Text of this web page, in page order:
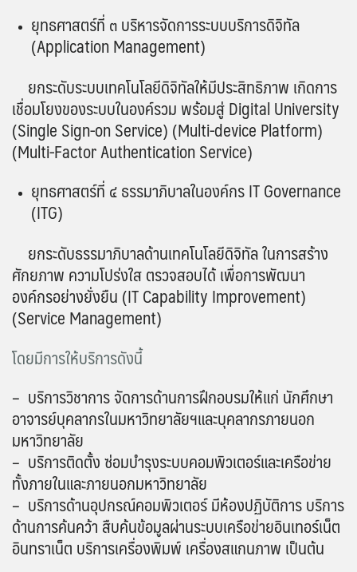
ยุทธศาสตร์ที่ ๓ บริหารจัดการระบบบริการดิจิทัล
(Application Management)
ยกระดับระบบเทคโนโลยีดิจิทัลให้มีประสิทธิภาพ เกิดการ
เชื่อมโยงของระบบในองค์รวม พร้อมสู่ Digital University
(Single Sign-on Service) (Multi-device Platform)
(Multi-Factor Authentication Service)
ยุทธศาสตร์ที่ ๔ ธรรมาภิบาลในองค์กร IT Governance
(ITG)
ยกระดับธรรมาภิบาลด้านเทคโนโลยีดิจิทัล ในการสร้าง
ศักยภาพ ความโปร่งใส ตรวจสอบได้ เพื่อการพัฒนา
องค์กรอย่างยั่งยืน (IT Capability Improvement)
(Service Management)
โดยมีการให้บริการดังนี้
– บริการวิชาการ จัดการด้านการฝึกอบรมให้แก่ นักศึกษา
อาจารย์บุคลากรในมหาวิทยาลัยฯและบุคลากรภายนอก
มหาวิทยาลัย
– บริการติดตั้ง ซ่อมบำรุงระบบคอมพิวเตอร์และเครือข่าย
ทั้งภายในและภายนอกมหาวิทยาลัย
– บริการด้านอุปกรณ์คอมพิวเตอร์ มีห้องปฏิบัติการ บริการ
ด้านการค้นคว้า สืบค้นข้อมูลผ่านระบบเครือข่ายอินเทอร์เน็ต
อินทราเน็ต บริการเครื่องพิมพ์ เครื่องสแกนภาพ เป็นต้น